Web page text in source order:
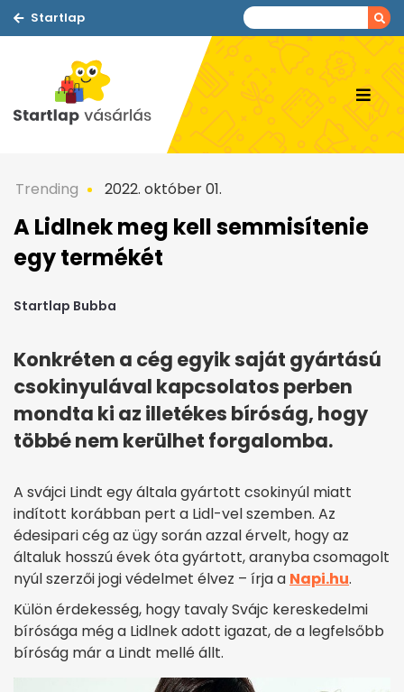
Startlap
Trending 2022. október 01.
A Lidlnek meg kell semmisítenie
egy termékét
Startlap Bubba
Konkréten a cég egyik saját gyártású
csokinyulával kapcsolatos perben
mondta ki az illetékes bíróság, hogy
többé nem kerülhet forgalomba.
A svájci Lindt egy általa gyártott csokinyúl miatt
indított korábban pert a Lidl-vel szemben. Az
édesipari cég az ügy során azzal érvelt, hogy az
általuk hosszú évek óta gyártott, aranyba csomagolt
nyúl szerzői jogi védelmet élvez – írja a Napi.hu.
Külön érdekesség, hogy tavaly Svájc kereskedelmi
bírósága még a Lidlnek adott igazat, de a legfelsőbb
bíróság már a Lindt mellé állt.